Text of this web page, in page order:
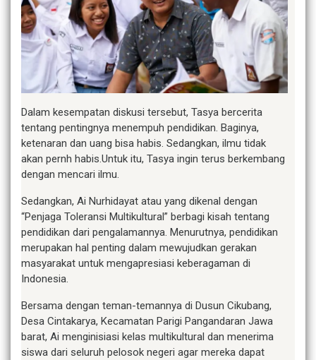
Dalam kesempatan diskusi tersebut, Tasya bercerita
tentang pentingnya menempuh pendidikan. Baginya,
ketenaran dan uang bisa habis. Sedangkan, ilmu tidak
akan pernh habis.Untuk itu, Tasya ingin terus berkembang
dengan mencari ilmu.
Sedangkan, Ai Nurhidayat atau yang dikenal dengan
“Penjaga Toleransi Multikultural” berbagi kisah tentang
pendidikan dari pengalamannya. Menurutnya, pendidikan
merupakan hal penting dalam mewujudkan gerakan
masyarakat untuk mengapresiasi keberagaman di
Indonesia.
Bersama dengan teman-temannya di Dusun Cikubang,
Desa Cintakarya, Kecamatan Parigi Pangandaran Jawa
barat, Ai menginisiasi kelas multikultural dan menerima
siswa dari seluruh pelosok negeri agar mereka dapat